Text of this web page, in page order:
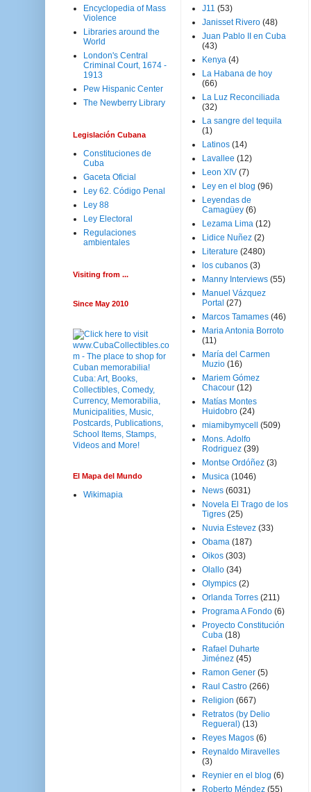
Encyclopedia of Mass
Violence
Libraries around the
World
London's Central
Criminal Court, 1674 -
1913
Pew Hispanic Center
The Newberry Library
Legislación Cubana
Constituciones de
Cuba
Gaceta Oficial
Ley 62. Código Penal
Ley 88
Ley Electoral
Regulaciones
ambientales
Visiting from ...
Since May 2010
El Mapa del Mundo
Wikimapia
J11 (53)
Janisset Rivero (48)
Juan Pablo II en Cuba
(43)
Kenya (4)
La Habana de hoy
(66)
La Luz Reconciliada
(32)
La sangre del tequila
(1)
Latinos (14)
Lavallee (12)
Leon XIV (7)
Ley en el blog (96)
Leyendas de
Camagüey (6)
Lezama Lima (12)
Lidice Nuñez (2)
Literature (2480)
los cubanos (3)
Manny Interviews (55)
Manuel Vázquez
Portal (27)
Marcos Tamames (46)
Maria Antonia Borroto
(11)
María del Carmen
Muzio (16)
Mariem Gómez
Chacour (12)
Matías Montes
Huidobro (24)
miamibymycell
(509)
Mons. Adolfo
Rodriguez (39)
Montse Ordóñez (3)
Musica (1046)
News (6031)
Novela El Trago de los
Tigres (25)
Nuvia Estevez (33)
Obama (187)
Oikos (303)
Olallo (34)
Olympics (2)
Orlanda Torres (211)
Programa A Fondo (6)
Proyecto Constitución
Cuba (18)
Rafael Duharte
Jiménez (45)
Ramon Gener (5)
Raul Castro (266)
Religion (667)
Retratos (by Delio
Regueral) (13)
Reyes Magos (6)
Reynaldo Miravelles
(3)
Reynier en el blog (6)
Roberto Méndez (55)